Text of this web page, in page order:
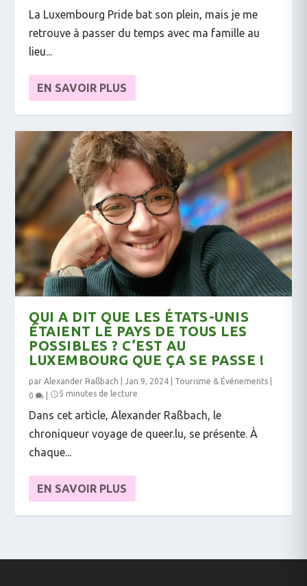
La Luxembourg Pride bat son plein, mais je me
retrouve à passer du temps avec ma famille au
lieu...
EN SAVOIR PLUS
QUI A DIT QUE LES ÉTATS-UNIS
ÉTAIENT LE PAYS DE TOUS LES
POSSIBLES ? C’EST AU
LUXEMBOURG QUE ÇA SE PASSE !
parAlexander Raßbach |Jan 9, 2024 Tourisme & Événements
0
5 minutes de lecture
Dans cet article, Alexander Raßbach, le
chroniqueur voyage de queer.lu, se présente. À
chaque...
EN SAVOIR PLUS